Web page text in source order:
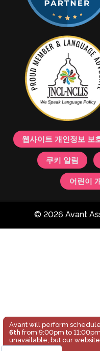
웹사이트 개인정보 보
쿠키 알림
어린이
© 2026 Avant
Avant will perform
6th from 9:00pm to
unavailable, but our